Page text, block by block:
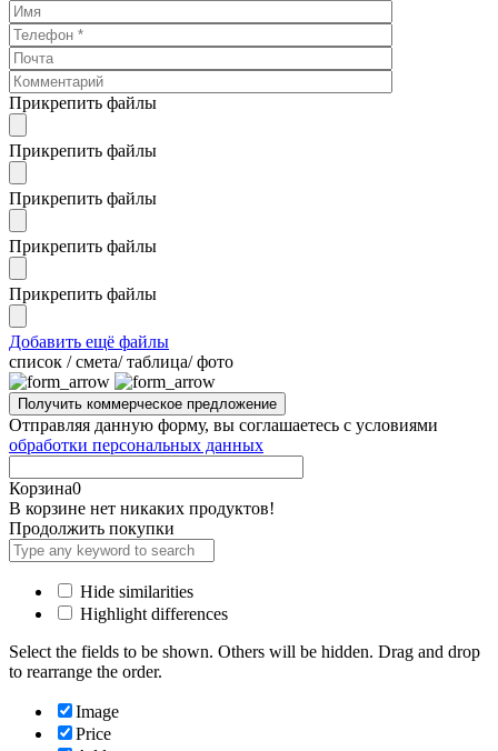
Прикрепить файлы
Прикрепить файлы
Прикрепить файлы
Прикрепить файлы
Прикрепить файлы
Добавить ещё файлы
cписок / смета/ таблица/ фото
Отправляя данную форму, вы соглашаетесь с условиями
обработки персональных данных
Корзина0
В корзине нет никаких продуктов!
Продолжить покупки
Hide similarities
Highlight differences
Select the fields to be shown. Others will be hidden. Drag and drop
to rearrange the order.
Image
Price